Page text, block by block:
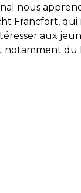
nous
Francfort, qui
aux
notamment du